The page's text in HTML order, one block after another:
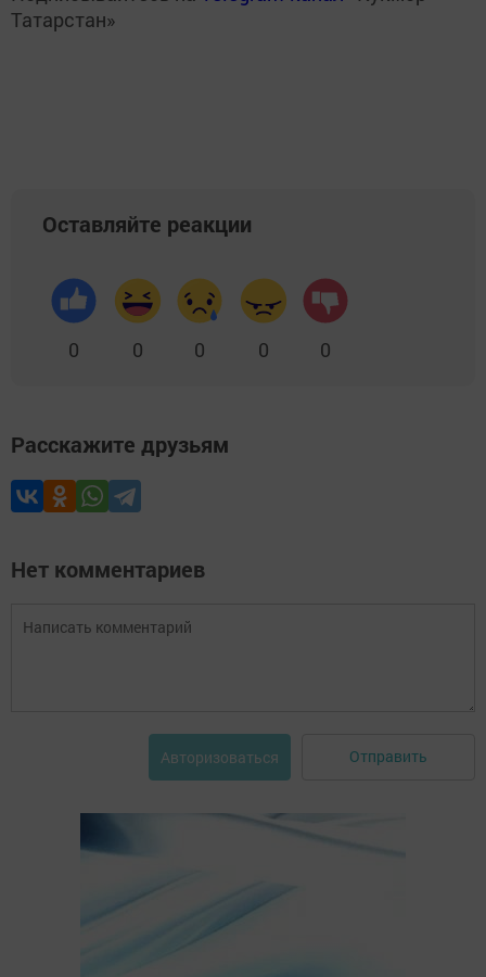
Татарстан»
Оставляйте реакции
0 0 0 0 0
Расскажите друзьям
Нет комментариев
Авторизоваться Отправить